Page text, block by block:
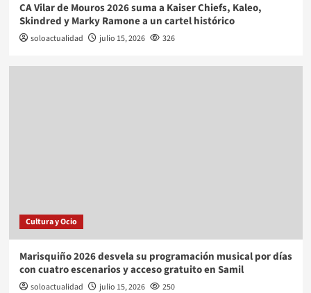
CA Vilar de Mouros 2026 suma a Kaiser Chiefs, Kaleo,
Skindred y Marky Ramone a un cartel histórico
soloactualidad julio 15, 2026 326
Cultura y Ocio
Marisquiño 2026 desvela su programación musical por días
con cuatro escenarios y acceso gratuito en Samil
soloactualidad julio 15, 2026 250